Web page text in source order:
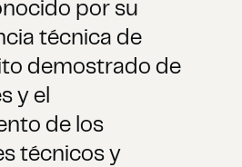
por su
técnica de
demostrado de
y el
de los
técnicos y